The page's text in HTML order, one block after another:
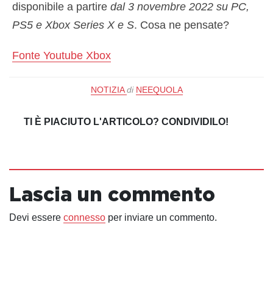
disponibile a partire dal 3 novembre 2022 su PC,
PS5 e Xbox Series X e S. Cosa ne pensate?
Fonte Youtube Xbox
NOTIZIA di NEEQUOLA
TI È PIACIUTO L'ARTICOLO? CONDIVIDILO!
Lascia un commento
Devi essere connesso per inviare un commento.